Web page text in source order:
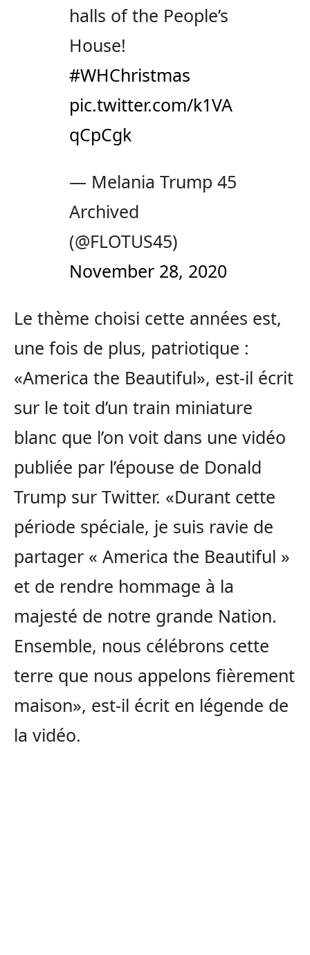
halls of the People’s
House!
#WHChristmas
pic.twitter.com/k1VA
qCpCgk
— Melania Trump 45
Archived
(@FLOTUS45)
November 28, 2020
Le thème choisi cette années est,
une fois de plus, patriotique :
«America the Beautiful», est-il écrit
sur le toit d’un train miniature
blanc que l’on voit dans une vidéo
publiée par l’épouse de Donald
Trump sur Twitter. «Durant cette
période spéciale, je suis ravie de
partager « America the Beautiful »
et de rendre hommage à la
majesté de notre grande Nation.
Ensemble, nous célébrons cette
terre que nous appelons fièrement
maison», est-il écrit en légende de
la vidéo.